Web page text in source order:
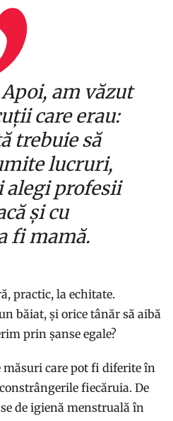
Apoi, am văzut
care erau:
trebuie să
lucruri,
alegi profesii
și cu
fi mamă.
practic, la echitate.
băiat, și orice tânăr să aibă
prin șanse egale?
măsuri care pot fi diferite în
fiecăruia. De
de igienă menstruală în